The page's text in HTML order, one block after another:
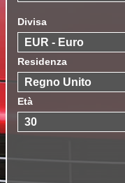
Divisa
Residenza
Età